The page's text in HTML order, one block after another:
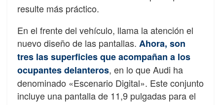
resulte más práctico.
En el frente del vehículo, llama la atención el
nuevo diseño de las pantallas. Ahora, son
tres las superficies que acompañan a los
ocupantes delanteros, en lo que Audi ha
denominado «Escenario Digital». Este conjunto
incluye una pantalla de 11,9 pulgadas para el